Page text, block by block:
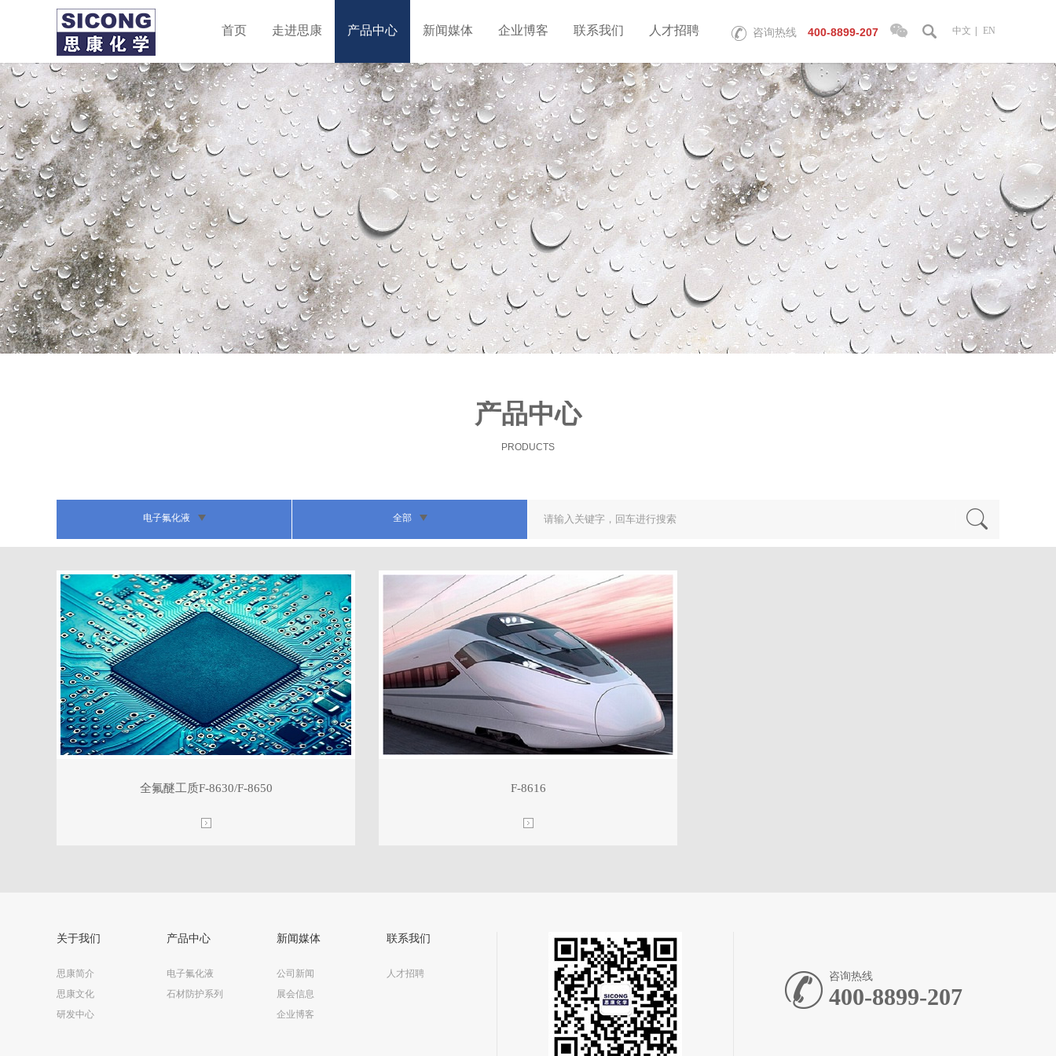
首页 走进思康 产品中心 新闻媒体 企业博客 联系我们 人才招聘 咨询热线 400-8899-207 中文 EN
产品中心
PRODUCTS
电子氟化液 全部
全氟醚工质F-8630/F-8650 F-8616
关于我们
思康简介
思康文化
研发中心
产品中心
电子氟化液
石材防护系列
新闻媒体
公司新闻
展会信息
企业博客
联系我们
人才招聘 咨询热线
400-8899-207